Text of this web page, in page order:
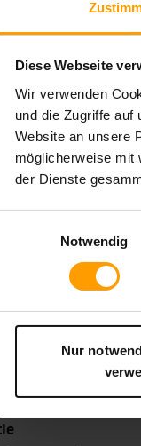
Diese Webseite
Wir verwenden
und die Zugriffe auf
Website an unsere
möglicherweise mit
der Dienste
Notwendig
Nur
nach Ägypten
ETI.de?
finden Sie in